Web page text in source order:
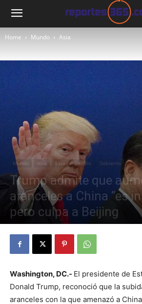
Home Mundo Asia
Mundo Asia Estados Unidos Gobierno
Trump admite que
aranceles a China “es
pero culpa a Beijing
Washington, DC.- El presidente de
Donald Trump, reconoció que la
aranceles con la que amenazó a